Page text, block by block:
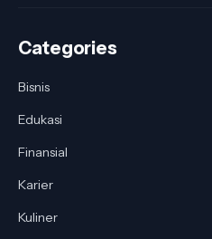
Categories
Bisnis
Edukasi
Finansial
Karier
Kuliner